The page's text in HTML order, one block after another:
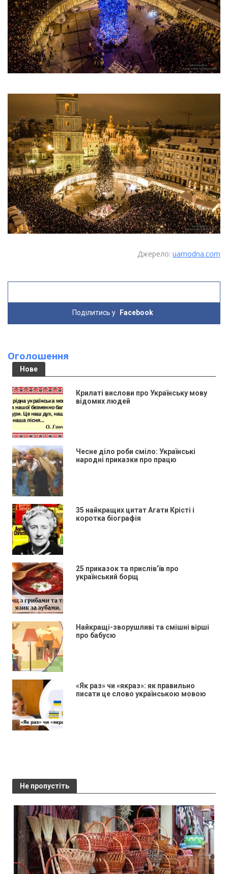
Джерело: uamodna.com
Поділитись у Facebook
Оголошення
Нове
Крилаті вислови про Українську мову
відомих людей
Чесне діло роби сміло: Українські
народні приказки про працю
35 найкращих цитат Агати Крісті і
коротка біографія
25 приказок та прислів’їв про
український борщ
Найкращі-зворушливі та смішні вірші
про бабусю
«Як раз» чи «якраз»: як правильно
писати це слово українською мовою
Не пропустіть